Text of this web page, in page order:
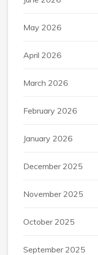
May 2026
April 2026
March 2026
February 2026
January 2026
December 2025
November 2025
October 2025
September 2025